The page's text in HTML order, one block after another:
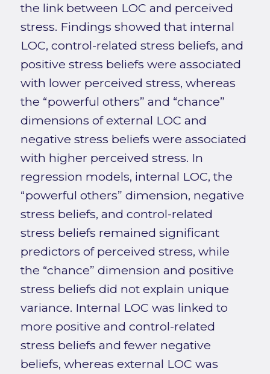
the link between LOC and perceived
stress. Findings showed that internal
LOC, control-related stress beliefs, and
positive stress beliefs were associated
with lower perceived stress, whereas
the “powerful others” and “chance”
dimensions of external LOC and
negative stress beliefs were associated
with higher perceived stress. In
regression models, internal LOC, the
“powerful others” dimension, negative
stress beliefs, and control-related
stress beliefs remained significant
predictors of perceived stress, while
the “chance” dimension and positive
stress beliefs did not explain unique
variance. Internal LOC was linked to
more positive and control-related
stress beliefs and fewer negative
beliefs, whereas external LOC was